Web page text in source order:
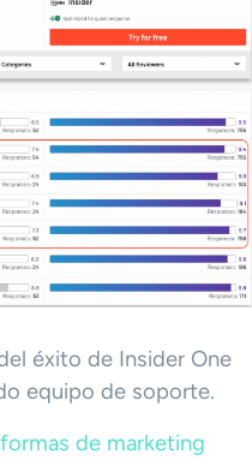
éxito de Insider One
equipo de soporte.
de marketing